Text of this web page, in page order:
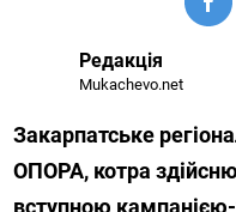
Редакція
Mukachevo.net
Закарпатське
ОПОРА, котра